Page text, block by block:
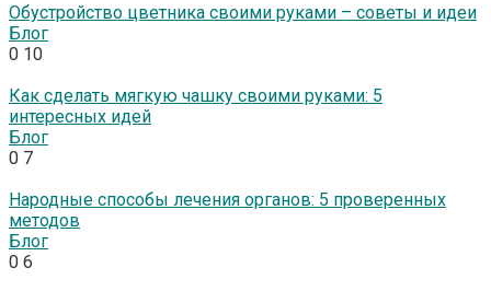
Обустройство цветника своими руками – советы и идеи
Блог
0 10
Как сделать мягкую чашку своими руками: 5
интересных идей
Блог
0 7
Народные способы лечения органов: 5 проверенных
методов
Блог
0 6